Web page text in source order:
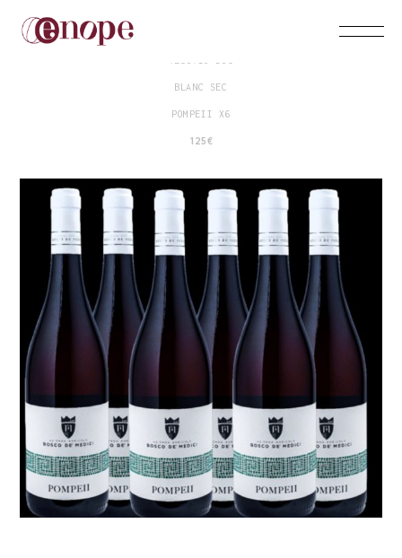
BLANC SEC
POMPEII X6
125€